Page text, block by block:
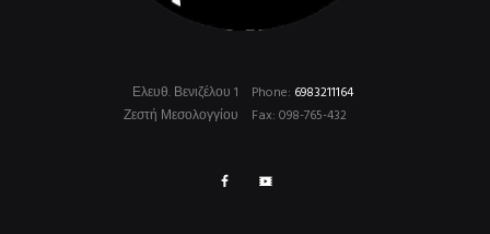
Phone: 6983211164
Fax: 098-765-432
Ελευθ. Βενιζέλου 1
Ζεστή Μεσολογγίου